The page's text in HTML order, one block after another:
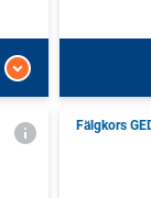
Fälgkors